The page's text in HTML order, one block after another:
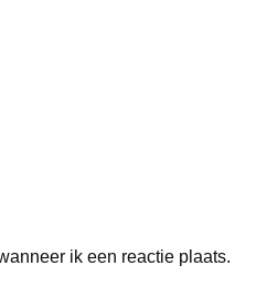
ik een reactie plaats.